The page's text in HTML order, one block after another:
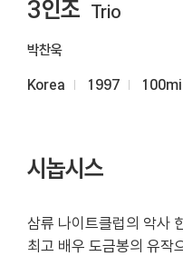
3인조 Trio
박찬욱
Korea 1997
시놉시스
삼류 나이트클럽의 악사
최고 배우 도금봉의 유작